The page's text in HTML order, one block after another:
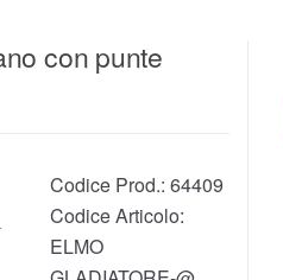
con punte
Codice Prod.: 64409
Codice Articolo:
ELMO